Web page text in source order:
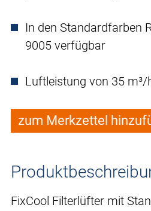
In den Standardfarben
9005 verfügbar
Luftleistung von 35 m³/
zum Merkzettel
FixCool Filterlüfter mit